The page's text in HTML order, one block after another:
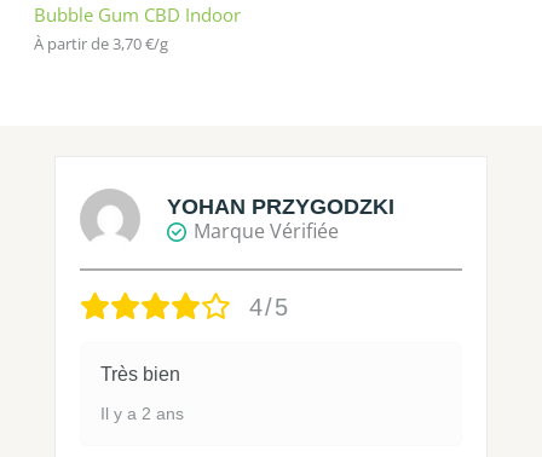
Bubble Gum CBD Indoor
À partir de 3,70€/g
YOHAN PRZYGODZKI
Marque Vérifiée
4/5
Très bien
Il y a 2 ans